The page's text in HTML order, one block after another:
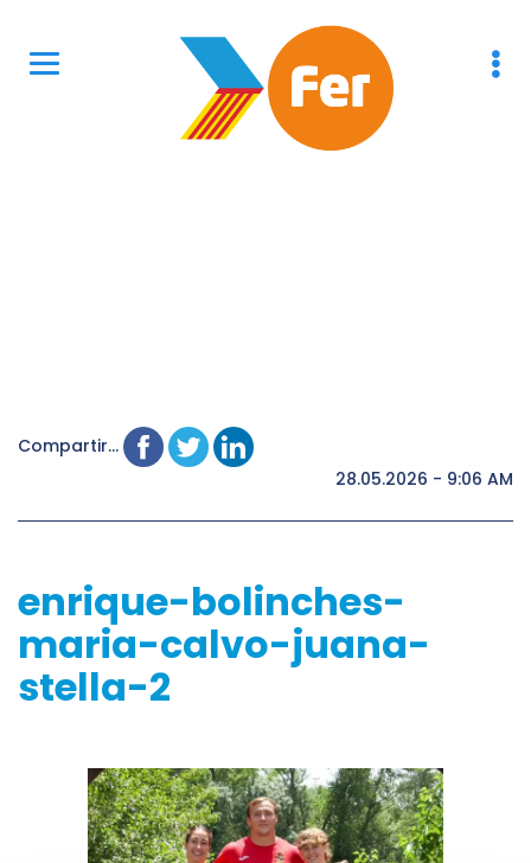
Compartir...
28.05.2026 - 9:06 AM
enrique-bolinches-
maria-calvo-juana-
stella-2